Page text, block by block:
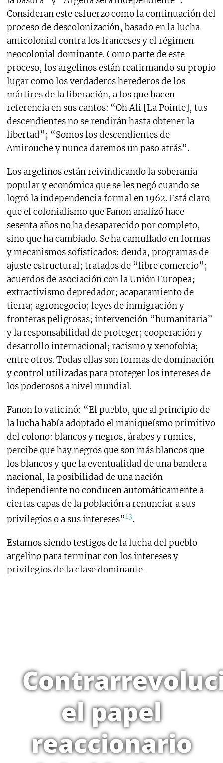
Consideran este esfuerzo como la continuación del
proceso de descolonización, basado en la lucha
anticolonial contra los franceses y el régimen
neocolonial dominante. Como parte de este
proceso, los argelinos están reafirmando su propio
lugar como los verdaderos herederos de los
mártires de la liberación, a los que hacen
referencia en sus cantos: “Oh Ali [La Pointe], tus
descendientes no se rendirán hasta obtener la
libertad”; “Somos los descendientes de
Amirouche y nunca daremos un paso atrás”.
Los argelinos están reivindicando la soberanía
popular y económica que se les negó cuando se
logró la independencia formal en 1962. Está claro
que el colonialismo que Fanon analizó hace
sesenta años no ha desaparecido por completo,
sino que ha cambiado. Se ha camuflado en formas
y mecanismos sofisticados: deuda, programas de
ajuste estructural; tratados de “libre comercio”;
acuerdos de asociación con la Unión Europea;
extractivismo depredador; acaparamiento de
tierra; agronegocio; leyes de inmigración y
fronteras peligrosas; intervención “humanitaria”
y la responsabilidad de proteger; cooperación y
desarrollo internacional; racismo y xenofobia;
entre otros. Todas ellas son formas de dominación
y control utilizadas para proteger los intereses de
los poderosos a nivel mundial.
Fanon lo vaticinó: “El pueblo, que al principio de
la lucha había adoptado el maniqueísmo primitivo
del colono: blancos y negros, árabes y rumies,
percibe que hay negros que son más blancos que
los blancos y que la eventualidad de una bandera
nacional, la posibilidad de una nación
independiente no conducen automáticamente a
ciertas capas de la población a renunciar a sus
privilegios o a sus intereses”13.
Estamos siendo testigos de la lucha del pueblo
argelino para terminar con los intereses y
privilegios de la clase dominante.
el papel
reaccionario